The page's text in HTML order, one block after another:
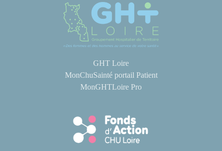
GHT Loire
MonChuSainté portail Patient
MonGHTLoire Pro